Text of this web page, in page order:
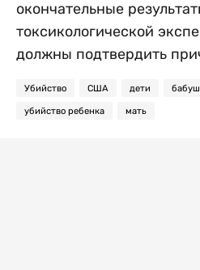
окончательные
токсикологической
должны подтвердить
Убийство США дети
убийство ребенка мать